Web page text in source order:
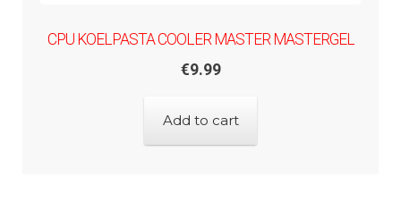
CPU KOELPASTA COOLER MASTER MASTERGEL
€9.99
Add to cart